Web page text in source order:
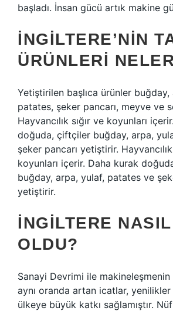
başladı. İnsan gücü artık makine
İNGILTERE’NIN
ÜRÜNLERI
Yetiştirilen başlıca ürünler buğday,
patates, şeker pancarı, meyve ve
Hayvancılık sığır ve koyunları
doğuda, çiftçiler buğday, arpa,
şeker pancarı yetiştirir. Hayvancılık
koyunları içerir. Daha kurak
buğday, arpa, yulaf, patates ve
yetiştirir.
İNGILTERE
OLDU?
Sanayi Devrimi ile makineleşmenin
aynı oranda artan icatlar,
ülkeye büyük katkı sağlamıştır.